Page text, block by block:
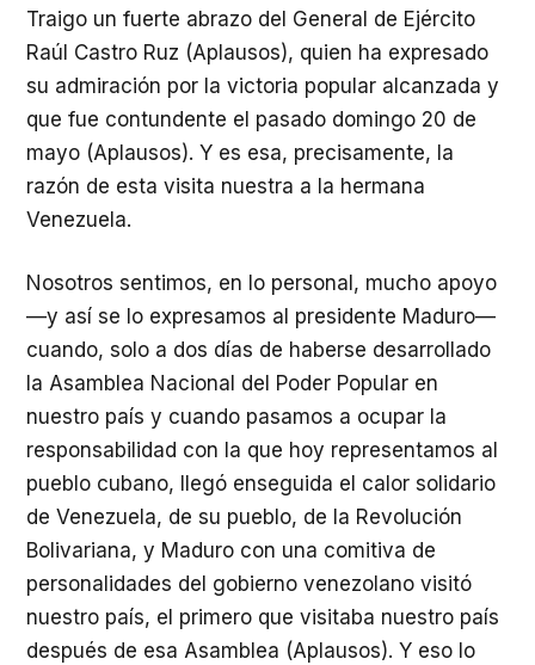
Traigo un fuerte abrazo del General de Ejército
Raúl Castro Ruz (Aplausos), quien ha expresado
su admiración por la victoria popular alcanzada y
que fue contundente el pasado domingo 20 de
mayo (Aplausos). Y es esa, precisamente, la
razón de esta visita nuestra a la hermana
Venezuela.
Nosotros sentimos, en lo personal, mucho apoyo
—y así se lo expresamos al presidente Maduro—
cuando, solo a dos días de haberse desarrollado
la Asamblea Nacional del Poder Popular en
nuestro país y cuando pasamos a ocupar la
responsabilidad con la que hoy representamos al
pueblo cubano, llegó enseguida el calor solidario
de Venezuela, de su pueblo, de la Revolución
Bolivariana, y Maduro con una comitiva de
personalidades del gobierno venezolano visitó
nuestro país, el primero que visitaba nuestro país
después de esa Asamblea (Aplausos). Y eso lo